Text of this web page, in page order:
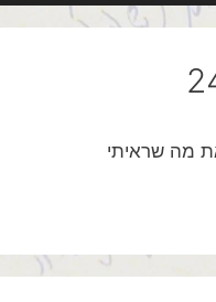
מה שראיתי